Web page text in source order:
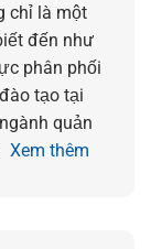
chỉ là một
đến như
phân phối
tạo tại
quản
Xem thêm